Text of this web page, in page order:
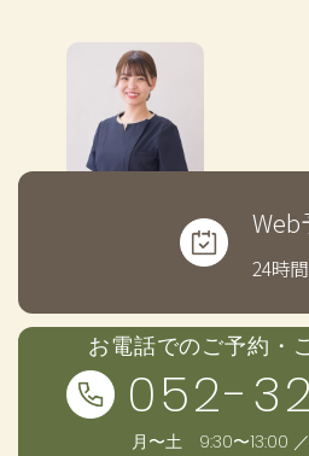
Web
24時
お電話でのご予約・
052-
月〜土 9:30〜13:00 ／